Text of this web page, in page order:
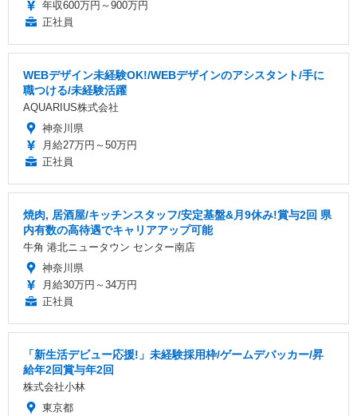
年収600万円～900万円
正社員
WEBデザイン未経験OK!/WEBデザインのアシスタント/手に
職つける/未経験活躍
AQUARIUS株式会社
神奈川県
月給27万円～50万円
正社員
焼肉, 居酒屋/キッチンスタッフ/安定基盤&月9休み!賞与2回 県
内有数の高待遇でキャリアアップ可能
牛角 港北ニュータウン センター南店
神奈川県
月給30万円～34万円
正社員
「新生活デビュー応援!」未経験採用枠/ゲームデバッカー/昇
給年2回賞与年2回
株式会社小林
東京都